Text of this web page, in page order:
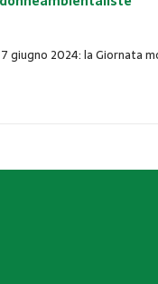
7 giugno 2024: la Giornata